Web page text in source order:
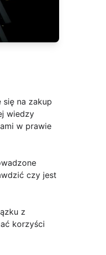
na zakup
wiedzy
w prawie
czy jest
z
korzyści